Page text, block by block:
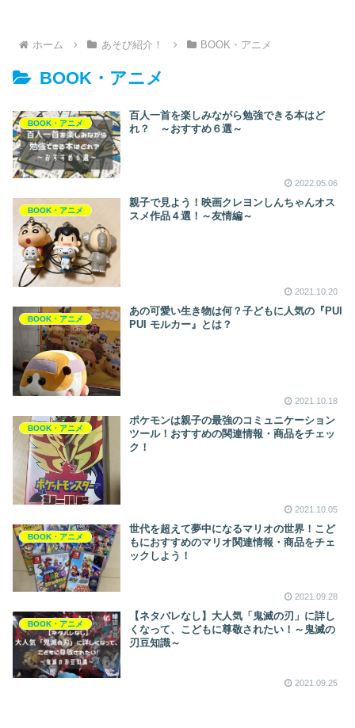
ホーム あそび紹介！ BOOK・アニメ
BOOK・アニメ
BOOK・アニメ
百人一首を楽しみながら勉強できる本はど
れ？ ～おすすめ６選～
2022.05.06
BOOK・アニメ
親子で見よう！映画クレヨンしんちゃんオス
スメ作品４選！～友情編～
2021.10.20
BOOK・アニメ
あの可愛い生き物は何？子どもに人気の『PUI
PUI モルカー』とは？
2021.10.18
BOOK・アニメ
ポケモンは親子の最強のコミュニケーション
ツール！おすすめの関連情報・商品をチェッ
ク！
2021.10.05
BOOK・アニメ
世代を超えて夢中になるマリオの世界！こど
もにおすすめのマリオ関連情報・商品をチェ
ックしよう！
2021.09.28
BOOK・アニメ
【ネタバレなし】大人気「鬼滅の刃」に詳し
くなって、こどもに尊敬されたい！～鬼滅の
刃豆知識～
2021.09.25